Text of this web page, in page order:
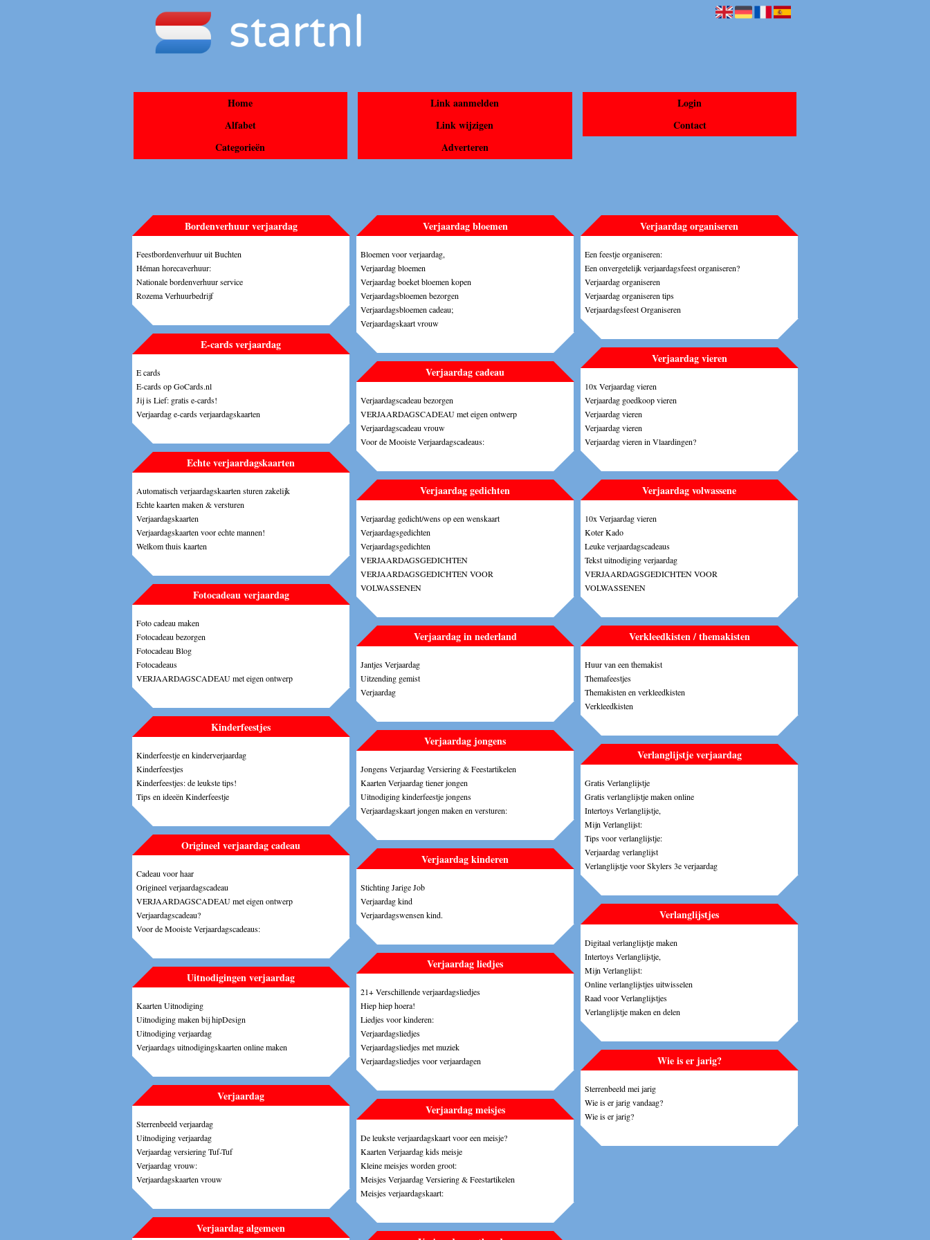
Home
Alfabet
Categorieën
Link aanmelden
Link wijzigen
Adverteren
Login
Contact
Bordenverhuur verjaardag
Feestbordenverhuur uit Buchten
Héman horecaverhuur:
Nationale bordenverhuur service
Rozema Verhuurbedrijf
E-cards verjaardag
E cards
E-cards op GoCards.nl
Jij is Lief: gratis e-cards!
Verjaardag e-cards verjaardagskaarten
Echte verjaardagskaarten
Automatisch verjaardagskaarten sturen zakelijk
Echte kaarten maken & versturen
Verjaardagskaarten
Verjaardagskaarten voor echte mannen!
Welkom thuis kaarten
Fotocadeau verjaardag
Foto cadeau maken
Fotocadeau bezorgen
Fotocadeau Blog
Fotocadeaus
VERJAARDAGSCADEAU met eigen ontwerp
Kinderfeestjes
Kinderfeestje en kinderverjaardag
Kinderfeestjes
Kinderfeestjes: de leukste tips!
Tips en ideeën Kinderfeestje
Origineel verjaardag cadeau
Cadeau voor haar
Origineel verjaardagscadeau
VERJAARDAGSCADEAU met eigen ontwerp
Verjaardagscadeau?
Voor de Mooiste Verjaardagscadeaus:
Uitnodigingen verjaardag
Kaarten Uitnodiging
Uitnodiging maken bij hipDesign
Uitnodiging verjaardag
Verjaardags uitnodigingskaarten online maken
Verjaardag
Sterrenbeeld verjaardag
Uitnodiging verjaardag
Verjaardag versiering Tuf-Tuf
Verjaardag vrouw:
Verjaardagskaarten vrouw
Verjaardag algemeen
Verjaardag bloemen
Bloemen voor verjaardag,
Verjaardag bloemen
Verjaardag boeket bloemen kopen
Verjaardagsbloemen bezorgen
Verjaardagsbloemen cadeau;
Verjaardagskaart vrouw
Verjaardag cadeau
Verjaardagscadeau bezorgen
VERJAARDAGSCADEAU met eigen ontwerp
Verjaardagscadeau vrouw
Voor de Mooiste Verjaardagscadeaus:
Verjaardag gedichten
Verjaardag gedicht/wens op een wenskaart
Verjaardagsgedichten
Verjaardagsgedichten
VERJAARDAGSGEDICHTEN
VERJAARDAGSGEDICHTEN VOOR
VOLWASSENEN
Verjaardag in nederland
Jantjes Verjaardag
Uitzending gemist
Verjaardag
Verjaardag jongens
Jongens Verjaardag Versiering & Feestartikelen
Kaarten Verjaardag tiener jongen
Uitnodiging kinderfeestje jongens
Verjaardagskaart jongen maken en versturen:
Verjaardag kinderen
Stichting Jarige Job
Verjaardag kind
Verjaardagswensen kind.
Verjaardag liedjes
21+ Verschillende verjaardagsliedjes
Hiep hiep hoera!
Liedjes voor kinderen:
Verjaardagsliedjes
Verjaardagsliedjes met muziek
Verjaardagsliedjes voor verjaardagen
Verjaardag meisjes
De leukste verjaardagskaart voor een meisje?
Kaarten Verjaardag kids meisje
Kleine meisjes worden groot:
Meisjes Verjaardag Versiering & Feestartikelen
Meisjes verjaardagskaart:
Verjaardag organiseren
Een feestje organiseren:
Een onvergetelijk verjaardagsfeest organiseren?
Verjaardag organiseren
Verjaardag organiseren tips
Verjaardagsfeest Organiseren
Verjaardag vieren
10x Verjaardag vieren
Verjaardag goedkoop vieren
Verjaardag vieren
Verjaardag vieren
Verjaardag vieren in Vlaardingen?
Verjaardag volwassene
10x Verjaardag vieren
Koter Kado
Leuke verjaardagscadeaus
Tekst uitnodiging verjaardag
VERJAARDAGSGEDICHTEN VOOR
VOLWASSENEN
Verkleedkisten / themakisten
Huur van een themakist
Themafeestjes
Themakisten en verkleedkisten
Verkleedkisten
Verlanglijstje verjaardag
Gratis Verlanglijstje
Gratis verlanglijstje maken online
Intertoys Verlanglijstje,
Mijn Verlanglijst:
Tips voor verlanglijstje:
Verjaardag verlanglijst
Verlanglijstje voor Skylers 3e verjaardag
Verlanglijstjes
Digitaal verlanglijstje maken
Intertoys Verlanglijstje,
Mijn Verlanglijst:
Online verlanglijstjes uitwisselen
Raad voor Verlanglijstjes
Verlanglijstje maken en delen
Wie is er jarig?
Sterrenbeeld mei jarig
Wie is er jarig vandaag?
Wie is er jarig?